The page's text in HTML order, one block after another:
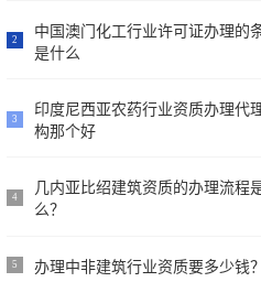
2
中国澳门化工行业许可证办理的
是什么
3
印度尼西亚农药行业资质办理代
构那个好
4
几内亚比绍建筑资质的办理流程
么？
5 办理中非建筑行业资质要多少钱？